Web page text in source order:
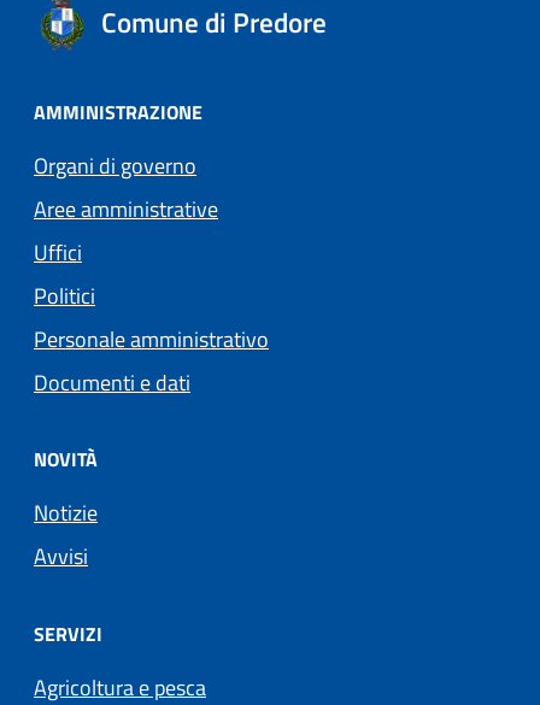
Comune di Predore
AMMINISTRAZIONE
Organi di governo
Aree amministrative
Uffici
Politici
Personale amministrativo
Documenti e dati
NOVITÀ
Notizie
Avvisi
SERVIZI
Agricoltura e pesca